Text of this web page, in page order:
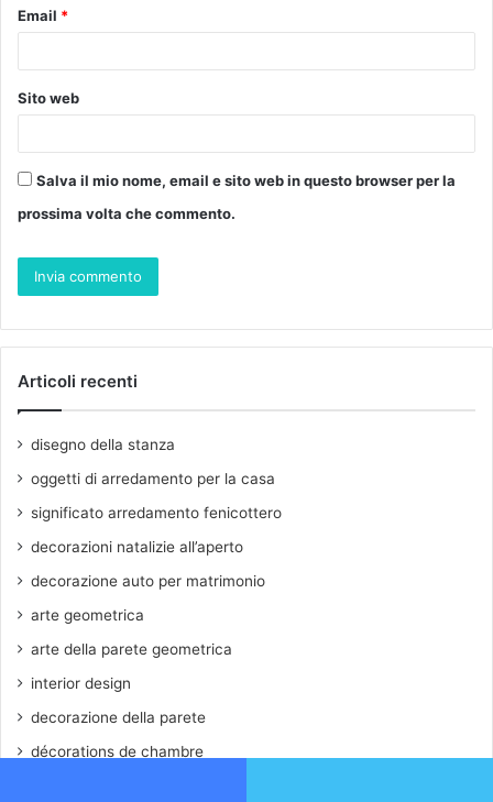
Email *
Sito web
Salva il mio nome, email e sito web in questo browser per la
prossima volta che commento.
Articoli recenti
disegno della stanza
oggetti di arredamento per la casa
significato arredamento fenicottero
decorazioni natalizie all’aperto
decorazione auto per matrimonio
arte geometrica
arte della parete geometrica
interior design
decorazione della parete
décorations de chambre